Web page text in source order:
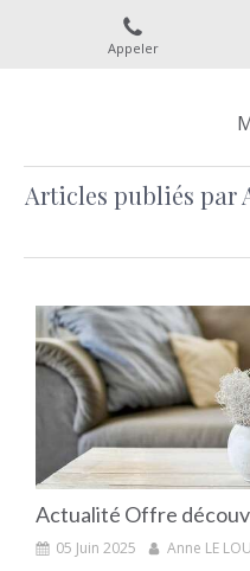
Appeler
Articles publiés par
Actualité Offre
05 Juin 2025 Anne LE